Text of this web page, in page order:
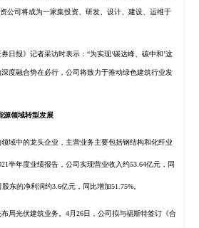
公司将成为一家集投资、研发、设计、建设、运维于
报》记者采访时表示：“为实现‘碳达峰、碳中和’这
度融合势在必行，公司将致力于推动绿色建筑行业发
源领域转型发展
中的龙头企业，主营业务主要包括钢结构和化纤业
半年度业绩报告，公司实现营业收入约53.64亿元，同
股东的净利润约3.6亿元，同比增加51.75%。
光伏建筑业务。4月26日，公司拟与福斯特签订《合